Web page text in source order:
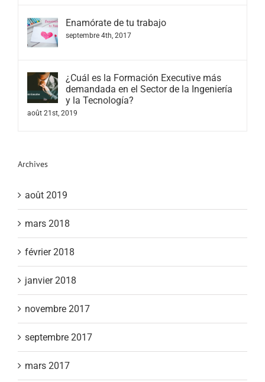
Enamórate de tu trabajo
septembre 4th, 2017
¿Cuál es la Formación Executive más
demandada en el Sector de la Ingeniería
y la Tecnología?
août 21st, 2019
Archives
août 2019
mars 2018
février 2018
janvier 2018
novembre 2017
septembre 2017
mars 2017